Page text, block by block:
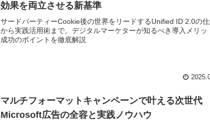
効果を両立させる新基準
サードパーティーCookie後の世界をリードするUnified ID 2.0の
から実践活用術まで。デジタルマーケターが知るべき導入メリッ
成功のポイントを徹底解説
マルチフォーマットキャンペーンで叶える次世代
Microsoft広告の全容と実践ノウハウ